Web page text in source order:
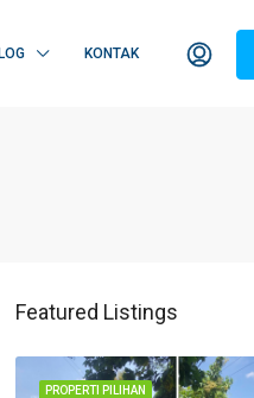
KONTAK
Featured Listings
PROPERTI PILIHAN